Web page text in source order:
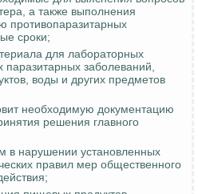
а также выполнения
противопаразитарных
сроки;
для лабораторных
паразитарных заболеваний,
воды и других предметов
необходимую документацию
решения главного
в нарушении установленных
правил мер общественного